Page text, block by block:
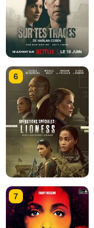
6
7